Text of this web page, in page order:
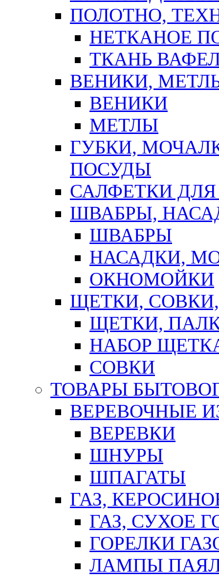
ПОЛОТНО,
НЕТКАНОЕ
ТКАНЬ
ВЕНИКИ,
ВЕНИКИ
МЕТЛЫ
ГУБКИ,
ПОСУДЫ
САЛФЕТКИ
ШВАБРЫ,
ШВАБРЫ
НАСАДКИ,
ОКНОМОЙКИ
ЩЕТКИ,
ЩЕТКИ,
НАБОР
СОВКИ
ТОВАРЫ
ВЕРЕВОЧНЫЕ
ВЕРЕВКИ
ШНУРЫ
ШПАГАТЫ
ГАЗ,
ГАЗ, СУХОЕ
ГОРЕЛКИ
ЛАМПЫ